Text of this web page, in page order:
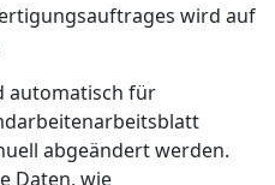
wird auf
automatisch für
abgeändert werden.
Daten, wie